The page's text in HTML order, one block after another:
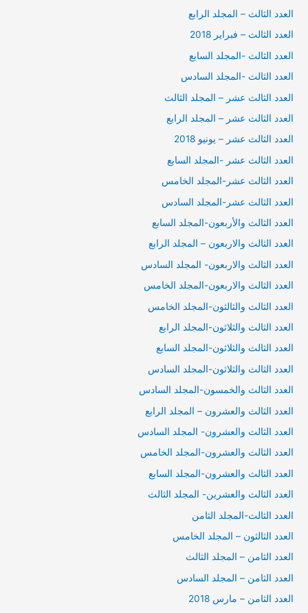
العدد الثالث – المجلد الرابع
العدد الثالث – فبراير 2018
العدد الثالث -المجلد السابع
العدد الثالث -المجلد السادس
العدد الثالث عشر – المجلد الثالث
العدد الثالث عشر – المجلد الرابع
العدد الثالث عشر – يونيو 2018
العدد الثالث عشر -المجلد السابع
العدد الثالث عشر-المجلد الخامس
العدد الثالث عشر-المجلد السادس
العدد الثالث والأربعون-المجلد السابع
العدد الثالث والاربعون – المجلد الرابع
العدد الثالث والاربعون- المجلد السادس
العدد الثالث والاربعون-المجلد الخامس
العدد الثالث والثالثون-المجلد الخامس
العدد الثالث والثلاثون-المجلد الرابع
العدد الثالث والثلاثون-المجلد السابع
العدد الثالث والثلاثون-المجلد السادس
العدد الثالث والخمسون-المجلد السادس
العدد الثالث والعشرون – المجلد الرابع
العدد الثالث والعشرون- المجلد السادس
العدد الثالث والعشرون-المجلد الخامس
العدد الثالث والعشرون-المجلد السابع
العدد الثالث والعشرين- المجلد الثالث
العدد الثالث-المجلد الثامن
العدد الثالثون – المجلد الخامس
العدد الثامن – المجلد الثالث
العدد الثامن – المجلد السادس
العدد الثامن – مارس 2018